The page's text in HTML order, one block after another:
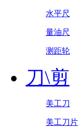
水平尺
量油尺
测距轮
刀\剪
美工刀
美工刀片